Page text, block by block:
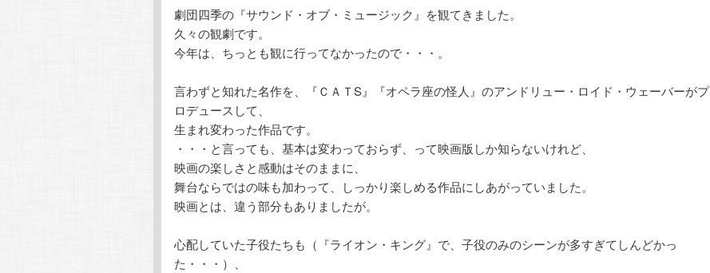
テ
ン
ツ
へ
移
動
ン
ツ
へ
移
動
劇団四季の『サウンド・オブ・ミュージック』を観てきました。
久々の観劇です。
今年は、ちっとも観に行ってなかったので・・・。
言わずと知れた名作を、『ＣＡＴS』『オペラ座の怪人』のアンドリュー・ロイド・ウェーバーがプ
ロデュースして、
生まれ変わった作品です。
・・・と言っても、基本は変わっておらず、って映画版しか知らないけれど、
映画の楽しさと感動はそのままに、
舞台ならではの味も加わって、しっかり楽しめる作品にしあがっていました。
映画とは、違う部分もありましたが。
心配していた子役たちも（『ライオン・キング』で、子役のみのシーンが多すぎてしんどかっ
た・・・）、